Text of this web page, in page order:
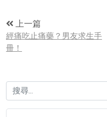
上一篇
經痛吃止痛藥？男友求生手
冊！